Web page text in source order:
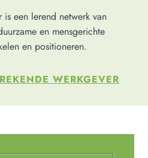
is een lerend netwerk van
en mensgerichte
en positioneren.
WERKGEVER